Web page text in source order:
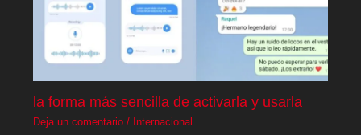
la forma más sencilla de activarla y usarla
Deja un comentario / Internacional